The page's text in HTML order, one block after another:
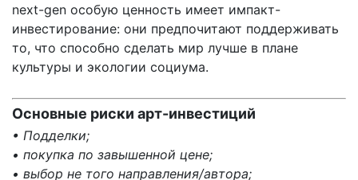
next-gen особую ценность имеет импакт-
инвестирование: они предпочитают поддерживать
то, что способно сделать мир лучше в плане
культуры и экологии социума.
Основные риски арт-инвестиций
• Подделки;
• покупка по завышенной цене;
• выбор не того направления/автора;